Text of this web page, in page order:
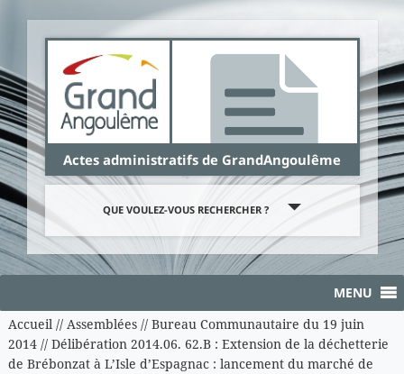
Actes administratifs de GrandAngoulême
QUE VOULEZ-VOUS RECHERCHER ?
MENU
Accueil// Assemblées// Bureau Communautaire du 19 juin
2014// Délibération 2014.06. 62.B : Extension de la déchetterie
de Brébonzat à L’Isle d’Espagnac : lancement du marché de
Panneau de gestion des cookies